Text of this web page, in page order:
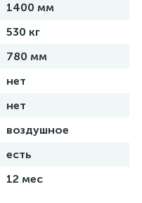
1400 мм
530 кг
780 мм
нет
нет
воздушное
есть
12 мес